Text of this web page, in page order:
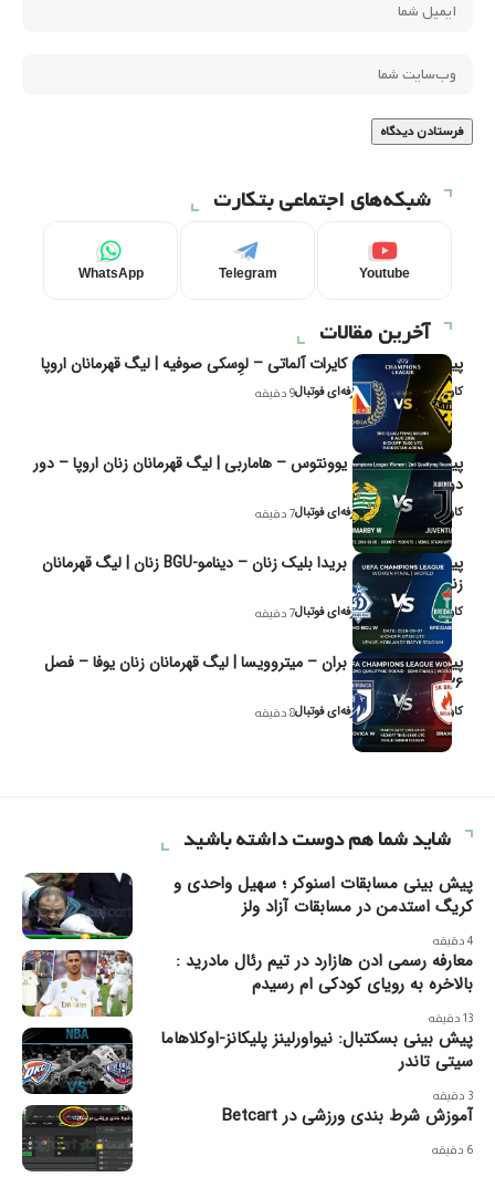
شبکه‌های اجتماعی بتکارت
Youtube
Telegram
WhatsApp
آخرین مقالات
پیش‌بینی و تحلیل کایرات آلماتی – لوِسکی صوفیه | لیگ قهرمانان اروپا
کاوه نیک‌فر، تحلیل‌گر حرفه‌ای فوتبال9 دقیقه
پیش‌بینی و تحلیل یوونتوس – هاماربی | لیگ قهرمانان زنان اروپا – دور
دوم مرحله
کاوه نیک‌فر، تحلیل‌گر حرفه‌ای فوتبال7 دقیقه
پیش‌بینی و تحلیل بریدا بلیک زنان – دینامو-BGU زنان | لیگ قهرمانان
زنان یوفا
کاوه نیک‌فر، تحلیل‌گر حرفه‌ای فوتبال7 دقیقه
پیش‌بینی و تحلیل بران – میتروویسا | لیگ قهرمانان زنان یوفا – فصل
۲۰۲۶
کاوه نیک‌فر، تحلیل‌گر حرفه‌ای فوتبال8 دقیقه
شاید شما هم دوست داشته باشید
پیش بینی مسابقات اسنوکر ؛ سهیل واحدی و
کریگ استدمن در مسابقات آزاد ولز
4 دقیقه
معارفه رسمی ادن هازارد در تیم رئال مادرید :
بالاخره به رویای کودکی ام رسیدم
13 دقیقه
پیش بینی بسکتبال: نیواورلینز پلیکانز-اوکلاهاما
سیتی تاندر
3 دقیقه
آموزش شرط بندی ورزشی در Betcart
6 دقیقه